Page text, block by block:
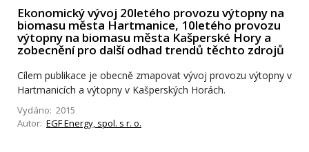
Ekonomický vývoj 20letého provozu výtopny na
biomasu města Hartmanice, 10letého provozu
výtopny na biomasu města Kašperské Hory a
zobecnění pro další odhad trendů těchto zdrojů
Cílem publikace je obecně zmapovat vývoj provozu výtopny v
Hartmanicích a výtopny v Kašperských Horách.
Vydáno: 2015
Autor: EGF Energy, spol. s r. o.